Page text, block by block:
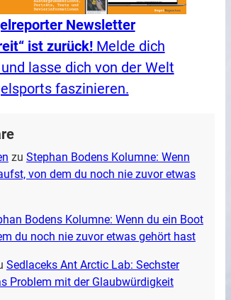
Newsletter
ist zurück!Melde dich
lasse dich von der Welt
faszinieren.
zu Stephan Bodens Kolumne: Wenn
von dem du noch nie zuvor etwas
Bodens Kolumne: Wenn du ein Boot
du noch nie zuvor etwas gehört hast
Sedlaceks Ant Arctic Lab: Sechster
Problem mit der Glaubwürdigkeit